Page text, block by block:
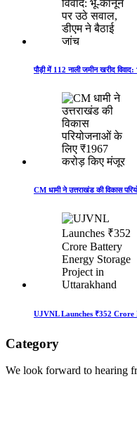
पौड़ी में 112 नाली जमीन खरीद
CM धामी ने उत्तराखंड की विकास
UJVNL Launches ₹352
Category
We look forward to hearing